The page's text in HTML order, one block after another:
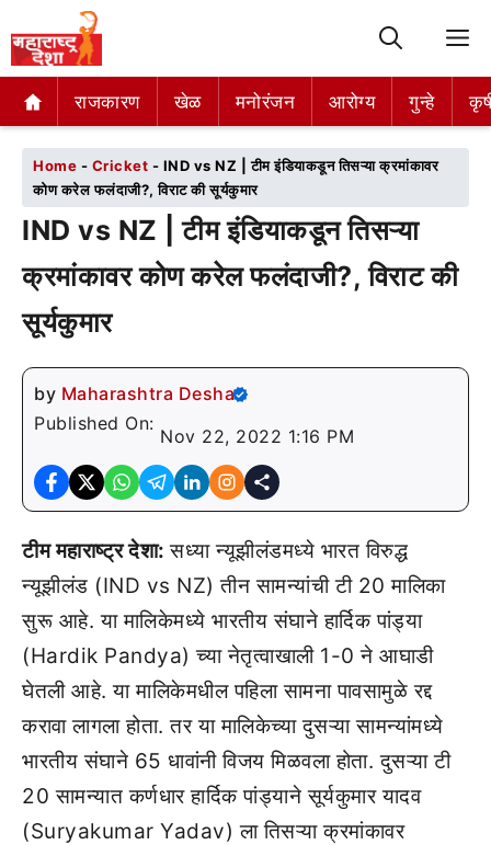
राजकारण खेळ मनोरंजन आरोग्य गुन्हे
राजकारण खेळ मनोरंजन आरोग्य गुन्हे
Home - Cricket - IND vs NZ | टीम इंडियाकडून तिसऱ्या क्रमांकावर
कोण करेल फलंदाजी?, विराट की सूर्यकुमार
IND vs NZ | टीम इंडियाकडून तिसऱ्या
क्रमांकावर कोण करेल फलंदाजी?, विराट की
सूर्यकुमार
by Maharashtra Desha
Published On:
Nov 22, 2022 1:16 PM
टीम महाराष्ट्र देशा:सध्या न्यूझीलंडमध्ये भारत विरुद्ध
न्यूझीलंड (IND vs NZ) तीन सामन्यांची टी 20 मालिका
सुरू आहे. या मालिकेमध्ये भारतीय संघाने हार्दिक पांड्या
(Hardik Pandya) च्या नेतृत्वाखाली 1-0 ने आघाडी
घेतली आहे. या मालिकेमधील पहिला सामना पावसामुळे रद्द
करावा लागला होता. तर या मालिकेच्या दुसऱ्या सामन्यांमध्ये
भारतीय संघाने 65 धावांनी विजय मिळवला होता. दुसऱ्या टी
20 सामन्यात कर्णधार हार्दिक पांड्याने सूर्यकुमार यादव
(Suryakumar Yadav) ला तिसऱ्या क्रमांकावर